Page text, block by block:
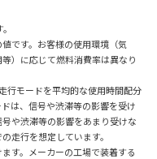
です。お客様の使用環境（気
）に応じて燃料消費率は異なり
行モードを平均的な使用時間配分
は、信号や渋滞等の影響を受け
や渋滞等の影響をあまり受けな
走行を想定しています。
す。メーカーの工場で装着する